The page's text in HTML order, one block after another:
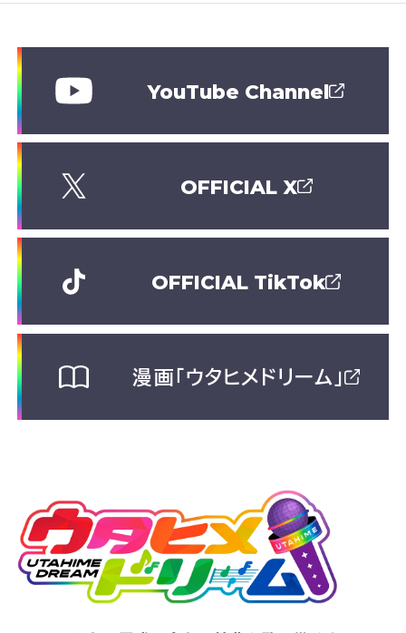
YouTube Channel
OFFICIAL X
OFFICIAL TikTok
漫画「ウタヒメドリーム」